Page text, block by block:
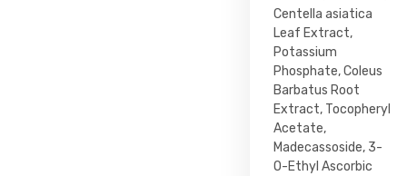
Centella asiatica
Leaf Extract,
Potassium
Phosphate, Coleus
Barbatus Root
Extract, Tocopheryl
Acetate,
Madecassoside, 3-
O-Ethyl Ascorbic